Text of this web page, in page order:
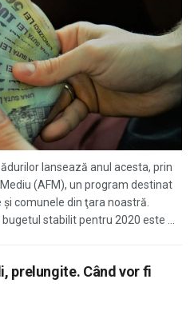
lansează anul acesta, prin
(AFM), un program destinat
comunele din ţara noastră.
stabilit pentru 2020 este ...
prelungite. Când vor fi